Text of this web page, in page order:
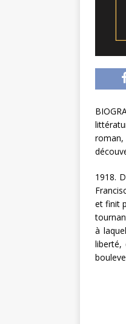
roman,
1918.
et finit
à
liberté,